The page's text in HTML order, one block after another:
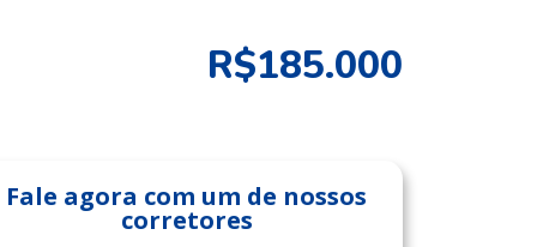
R$185.000
Fale agora com um de nossos
corretores